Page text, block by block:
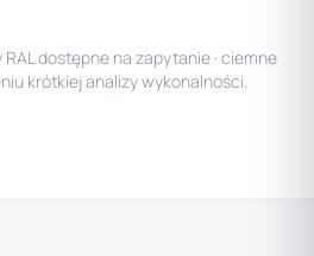
dostępne na zapytanie · ciemne
krótkiej analizy wykonalności.